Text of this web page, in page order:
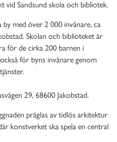
vid Sandsund skola och bibliotek.
med över 2 000 invånare, ca
Skolan och biblioteket är
för de cirka 200 barnen i
för byns invånare genom
29, 68600 Jakobstad.
präglas av tidlös arkitektur
konstverket ska spela en central